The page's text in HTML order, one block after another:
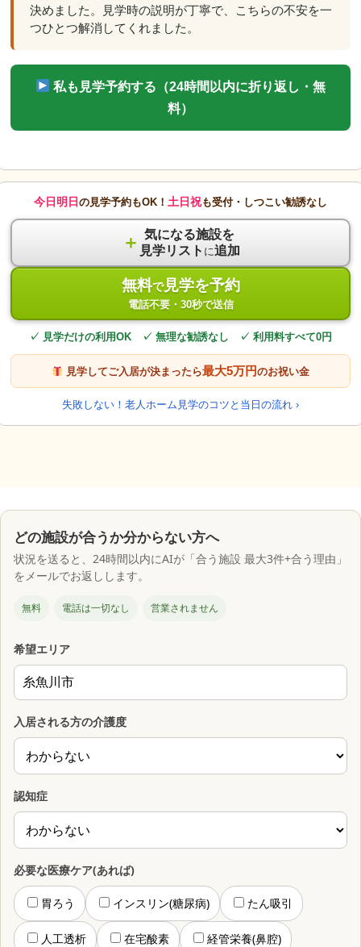
決めました。見学時の説明が丁寧で、こちらの不安を一
つひとつ解消してくれました。
私も見学予約する（24時間以内に折り返し・無
料）
今日明日 の見学予約もOK！ 土日祝も受付・しつこい勧誘なし
＋ 気になる施設を
見学リスト に追加
無料で見学を予約
電話不要・30秒で送信
✓ 見学だけの利用OK ✓ 無理な勧誘なし ✓ 利用料すべて0円
見学してご入居が決まったら最大5万円のお祝い金
失敗しない！老人ホーム見学のコツと当日の流れ ›
どの施設が合うか分からない方へ
状況を送ると、24時間以内にAIが「合う施設 最大3件+合う理由」
をメールでお返しします。
無料 電話は一切なし 営業されません
希望エリア
入居される方の介護度
認知症
必要な医療ケア(あれば)
胃ろう インスリン(糖尿病) たん吸引
人工透析 在宅酸素 経管栄養(鼻腔)